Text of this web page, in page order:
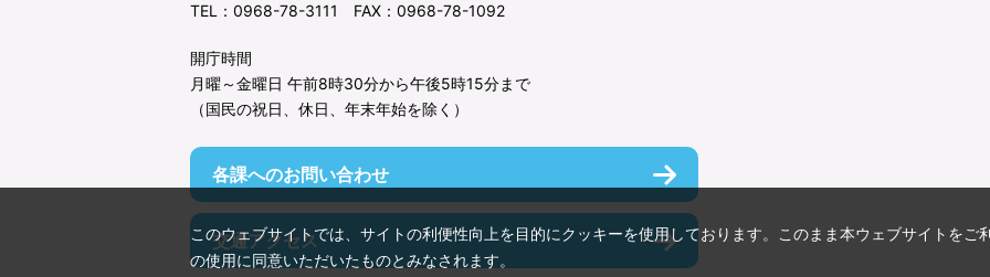
TEL：0968-78-3111 FAX：0968-78-1092
開庁時間
月曜～金曜日 午前8時30分から午後5時15分まで
（国民の祝日、休日、年末年始を除く）
各課へのお問い合わせ
交通アクセス
このウェブサイトでは、サイトの利便性向上を目的にクッキーを使用しております。このまま本ウェブサイトをご
の使用に同意いただいたものとみなされます。